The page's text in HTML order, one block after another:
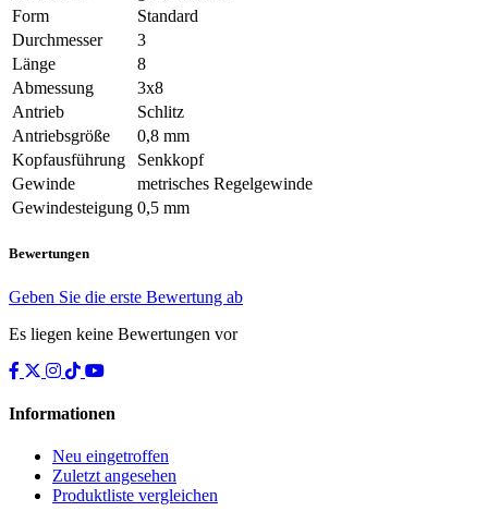
Form
Standard
Durchmesser
3
Länge
8
Abmessung
3x8
Antrieb
Schlitz
Antriebsgröße
0,8 mm
Kopfausführung
Senkkopf
Gewinde
metrisches Regelgewinde
Gewindesteigung 0,5 mm
Bewertungen
Geben Sie die erste Bewertung ab
Es liegen keine Bewertungen vor
Informationen
Neu eingetroffen
Zuletzt angesehen
Produktliste vergleichen